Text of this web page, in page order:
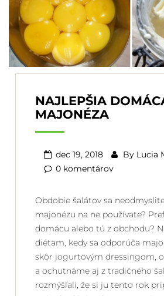
NAJLEPŠIA
MAJONÉZA
dec 19, 2018 By Lucia
0 komentárov
Obdobie šalátov sa
majonézu na ne používate?
domácu alebo tú z obchodu?
diétam, kedy sa odporúča
skôr jogurtovým dressingom,
a ochutnáme aj z tradičného
rozmýšľali, že si ju tento rok